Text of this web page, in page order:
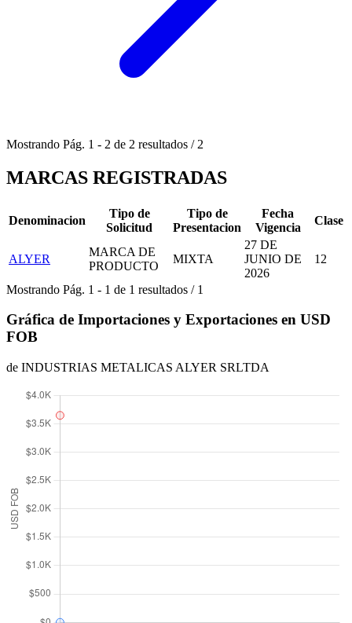
Mostrando Pág. 1 - 2 de 2 resultados / 2
MARCAS REGISTRADAS
Denominacion
Tipo de
Solicitud
Tipo de
Presentacion
Fecha
Vigencia
Clase
ALYER
MARCA DE
PRODUCTO
MIXTA
27 DE
JUNIO DE
2026
12
Mostrando Pág. 1 - 1 de 1 resultados / 1
Gráfica de Importaciones y Exportaciones en USD
FOB
de INDUSTRIAS METALICAS ALYER SRLTDA